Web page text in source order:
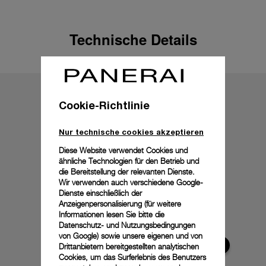
Technische Details
Cookie-Richtlinie
Nur technische cookies akzeptieren
Diese Website verwendet Cookies und
ähnliche Technologien für den Betrieb und
die Bereitstellung der relevanten Dienste.
Wir verwenden auch verschiedene Google-
Dienste einschließlich der
Anzeigenpersonalisierung (für weitere
Informationen lesen Sie bitte die
Datenschutz- und Nutzungsbedingungen
von Google) sowie unsere eigenen und von
Drittanbietern bereitgestellten analytischen
Cookies, um das Surferlebnis des Benutzers